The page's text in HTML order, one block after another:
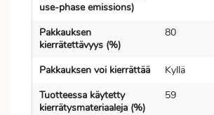
use-phase emissions)
Pakkauksen
kierrätettävyys (%)
80
Pakkauksen voi kierrättää
Kyllä
Tuotteessa käytetty
kierrätysmateriaaleja (%)
59